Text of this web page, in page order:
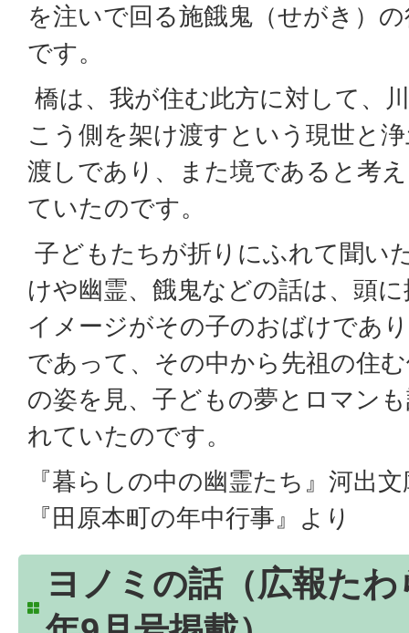
を注いで回る施餓鬼（せがき）
です。
橋は、我が住む此方に対して、
こう側を架け渡すという現世と
渡しであり、また境であると考
ていたのです。
子どもたちが折りにふれて聞い
けや幽霊、餓鬼などの話は、頭
イメージがその子のおばけであ
であって、その中から先祖の住
の姿を見、子どもの夢とロマン
れていたのです。
『暮らしの中の幽霊たち』河出文
『田原本町の年中行事』より
ヨノミの話（広報た